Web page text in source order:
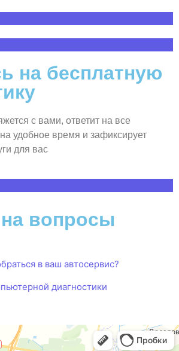
на бесплатную
с вами, ответит на все
удобное время и зафиксирует
для вас
вопросы
в ваш автосервис?
диагностики